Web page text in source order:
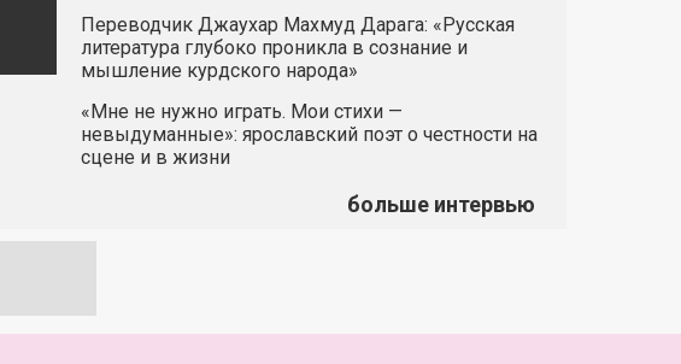
Переводчик Джаухар Махмуд Дарага: «Русская
литература глубоко проникла в сознание и
мышление курдского народа»
«Мне не нужно играть. Мои стихи —
невыдуманные»: ярославский поэт о честности на
сцене и в жизни
больше интервью